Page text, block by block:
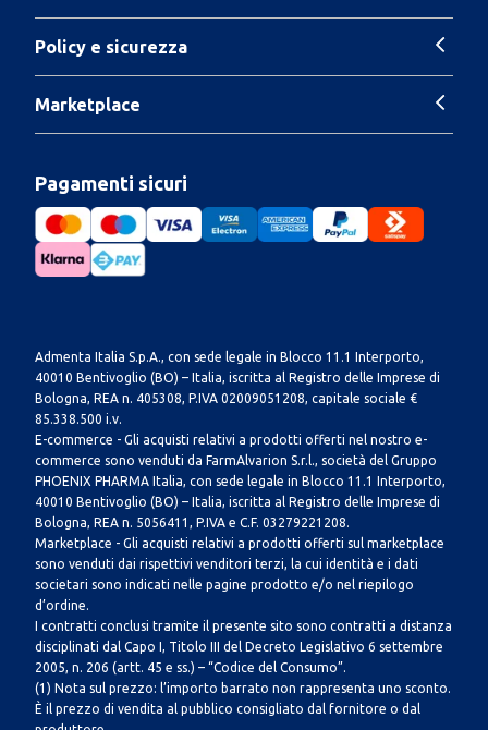
Policy e sicurezza
Marketplace
Pagamenti sicuri
Admenta Italia S.p.A., con sede legale in Blocco 11.1 Interporto,
40010 Bentivoglio (BO) – Italia, iscritta al Registro delle Imprese di
Bologna, REA n. 405308, P.IVA 02009051208, capitale sociale €
85.338.500 i.v.
E-commerce - Gli acquisti relativi a prodotti offerti nel nostro e-
commerce sono venduti da FarmAlvarion S.r.l., società del Gruppo
PHOENIX PHARMA Italia, con sede legale in Blocco 11.1 Interporto,
40010 Bentivoglio (BO) – Italia, iscritta al Registro delle Imprese di
Bologna, REA n. 5056411, P.IVA e C.F. 03279221208.
Marketplace - Gli acquisti relativi a prodotti offerti sul marketplace
sono venduti dai rispettivi venditori terzi, la cui identità e i dati
societari sono indicati nelle pagine prodotto e/o nel riepilogo
d’ordine.
I contratti conclusi tramite il presente sito sono contratti a distanza
disciplinati dal Capo I, Titolo III del Decreto Legislativo 6 settembre
2005, n. 206 (artt. 45 e ss.) – “Codice del Consumo”.
(1) Nota sul prezzo: l’importo barrato non rappresenta uno sconto.
È il prezzo di vendita al pubblico consigliato dal fornitore o dal